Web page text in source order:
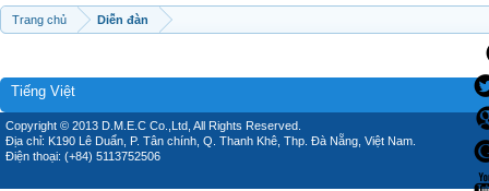
Trang chủ Diễn đàn
Tiếng Việt
Copyright © 2013 D.M.E.C Co.,Ltd, All Rights Reserved.
Địa chỉ: K190 Lê Duẩn, P. Tân chính, Q. Thanh Khê, Thp. Đà Nẵng, Việt Nam.
Điện thoại: (+84) 5113752506